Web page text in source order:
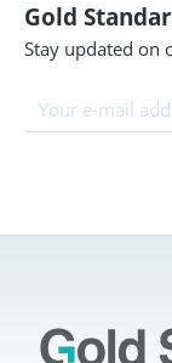
Gold
Stay updated on